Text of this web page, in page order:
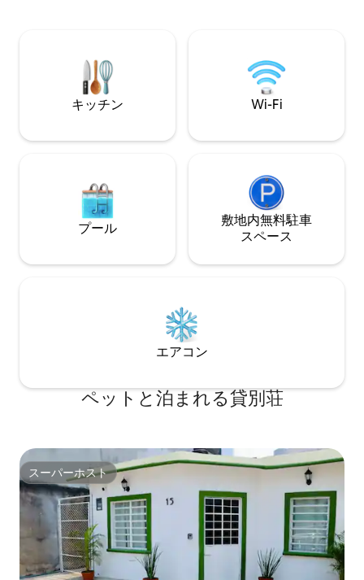
como en casa, ya sea por trabajo,
descanso o viaje familiar.
キッチン Wi-Fi
プール
敷地内無料駐⁠車
ス⁠ペ⁠ー⁠ス
エアコン
ペットと泊まれる貸別荘
スーパーホスト
スーパーホスト